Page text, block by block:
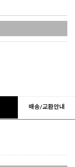
배송/교환안내